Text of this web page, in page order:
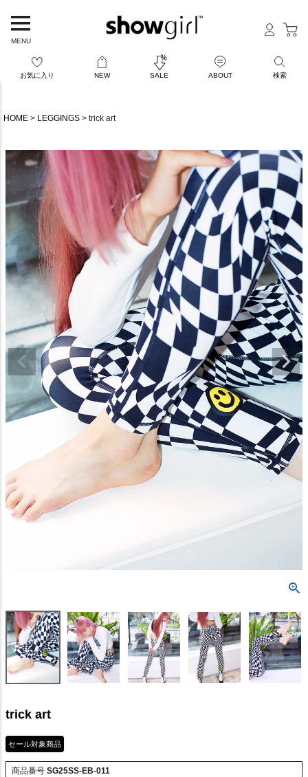
MENU
お気に入り NEW SALE ABOUT 検索
HOME LEGGINGS trick art
trick art
セール対象商品
商品番号 SG25SS-EB-011